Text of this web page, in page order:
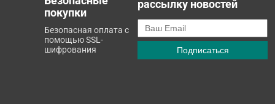
покупки
Безопасная оплата с
помощью SSL-
шифрования
рассылку новостей